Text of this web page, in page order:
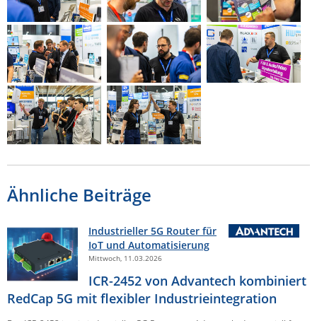
Ähnliche Beiträge
Industrieller 5G Router für
IoT und Automatisierung
Mittwoch, 11.03.2026
ICR-2452 von Advantech kombiniert
RedCap 5G mit flexibler Industrieintegration